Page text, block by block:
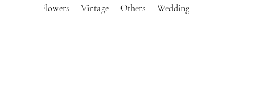
Flowers Vintage Others Wedding